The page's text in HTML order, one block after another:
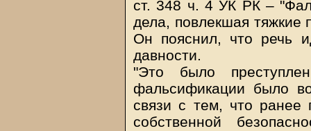
ст. 348 ч. 4 УК РК –
дела, повлекшая тяжкие
Он пояснил, что речь
давности.
"Это было
фальсификации было
связи с тем, что ранее
собственной